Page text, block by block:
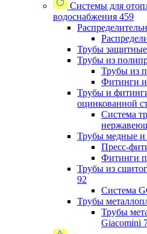
Системы для
водоснабжения 459
Трубы
Трубы из
Трубы из
Фитинги
Трубы и
оцинкованной
Система
Трубы медные и
Пресс-
Фитинги
Трубы из
92
Система
Трубы
Трубы
Giacomini